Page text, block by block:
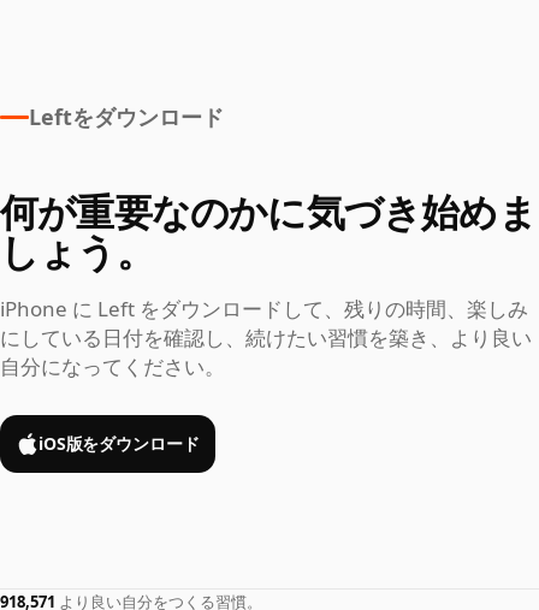
Leftをダウンロード
何が重要なのかに気づき始めま
しょう。
iPhone に Left をダウンロードして、残りの時間、楽しみ
にしている日付を確認し、続けたい習慣を築き、より良い
自分になってください。
iOS版をダウンロード
918,571 より良い自分をつくる習慣。